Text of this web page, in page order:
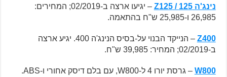
נינג'ה 125 / Z125
– יגיעו ארצה ב-02/2019; המחירים:
26,985 ו-25,985 ש"ח בהתאמה.
Z400
– הנייקד הבנוי על-בסיס הנינג'ה 400. יגיע ארצה
ב-02/2019; המחיר: 39,985 ש"ח.
W800
– גרסת יורו 4 ל-W800, עם בלם דיסק אחורי ו-ABS.